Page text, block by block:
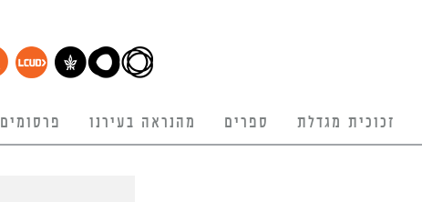
זכוכית מגדלת ספרים מהנראה בעירנו פרסומים